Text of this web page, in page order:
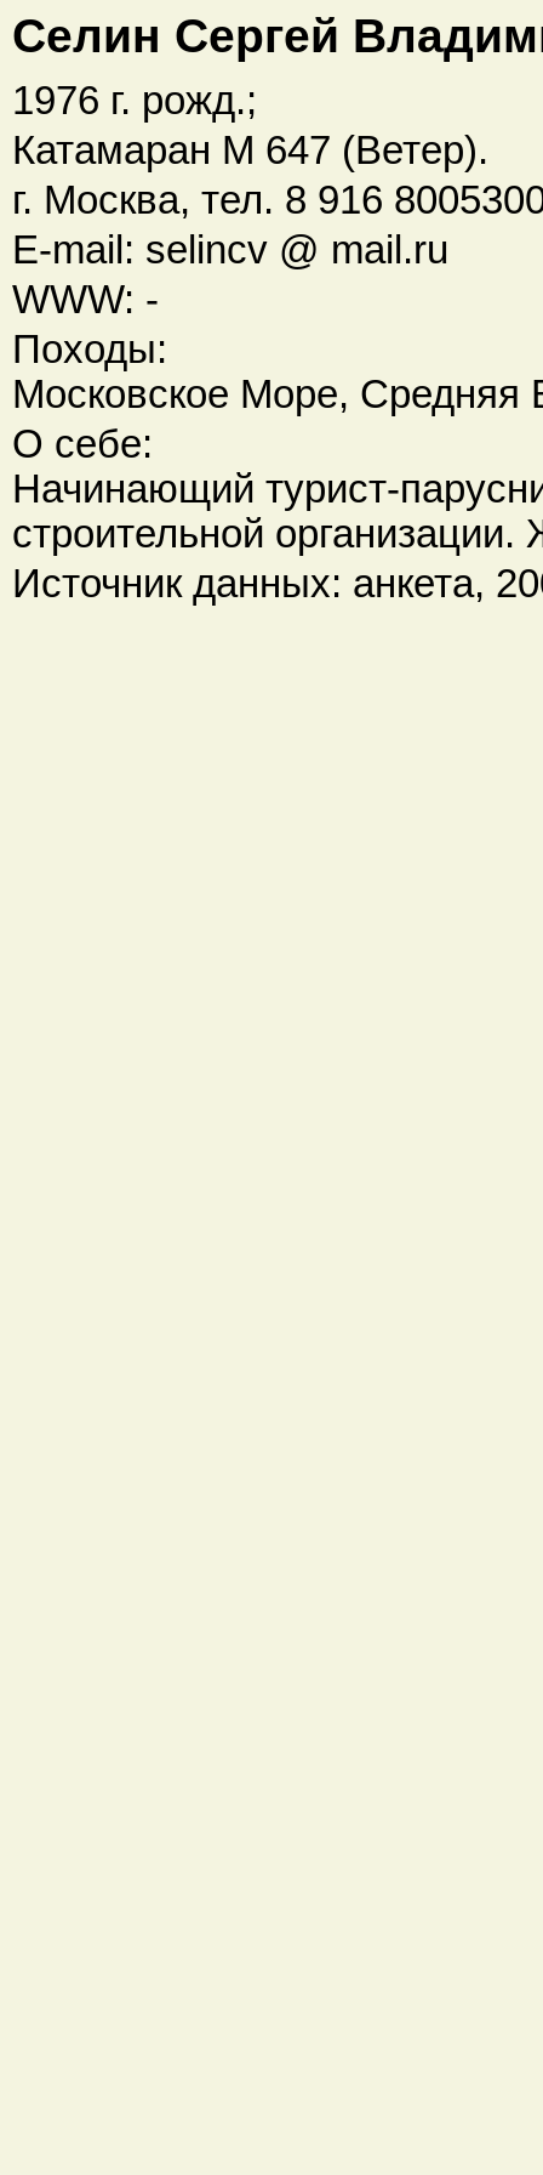
Селин Сергей
1976 г. рожд.;
Катамаран М 647 (Ветер).
г. Москва, тел. 8 916
E-mail: selincv @ mail.ru
WWW: -
Походы:
Московское Море, Средняя
О себе:
Начинающий турист-
строительной
Источник данных: анкета,